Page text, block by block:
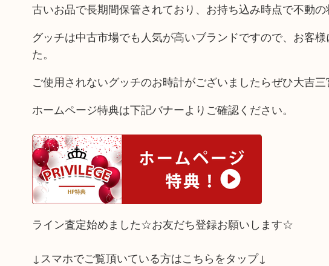
古いお品で長期間保管されており、お持ち込み時点で不動の
グッチは中古市場でも人気が高いブランドですので、お客
た。
ご使用されないグッチのお時計がございましたらぜひ大吉
ホームページ特典は下記バナーよりご確認ください。
ライン査定始めました☆お友だち登録お願いします☆
↓スマホでご覧頂いている方はこちらをタップ↓